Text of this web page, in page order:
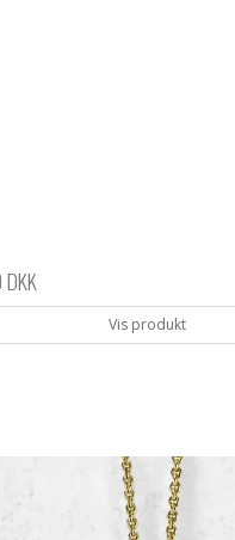
Vis produkt